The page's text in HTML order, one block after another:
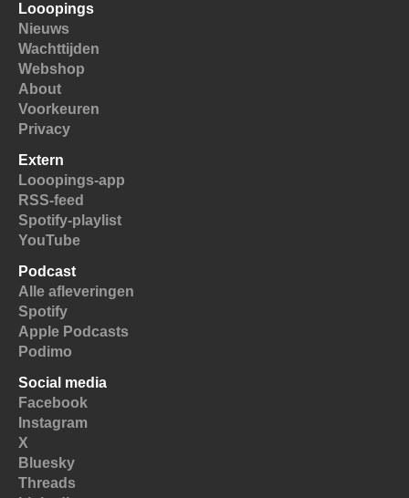
Looopings
Nieuws
Wachttijden
Webshop
About
Voorkeuren
Privacy
Extern
Looopings-app
RSS-feed
Spotify-playlist
YouTube
Podcast
Alle afleveringen
Spotify
Apple Podcasts
Podimo
Social media
Facebook
Instagram
X
Bluesky
Threads